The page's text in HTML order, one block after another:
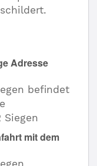
Adresse
befindet
Siegen
mit dem